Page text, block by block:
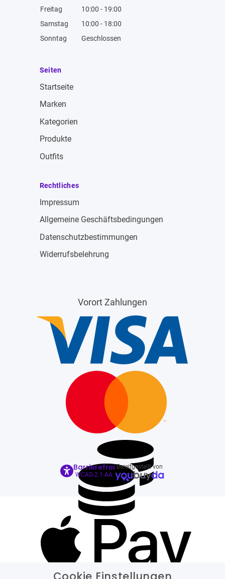
Freitag
10:00 - 19:00
Samstag
10:00 - 18:00
Sonntag
Geschlossen
Seiten
Startseite
Marken
Kategorien
Produkte
Outfits
Rechtliches
Impressum
Allgemeine Geschäftsbedingungen
Datenschutzbestimmungen
Widerrufsbelehrung
Vorort Zahlungen
Barrierefrei
WCAG-2.1-AA
Bereitgestellt von
Cookie Einstellungen